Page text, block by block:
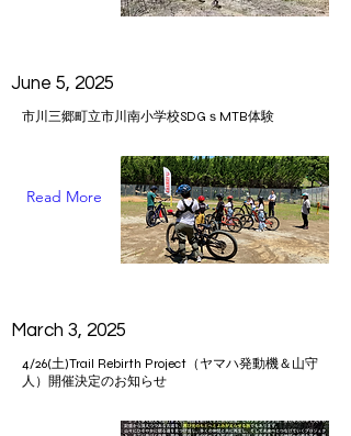
June 5, 2025
市川三郷町立市川南小学校SDGｓMTB体験
Read More
March 3, 2025
4/26(土)Trail Rebirth Project（ヤマハ発動機＆山守
人）開催決定のお知らせ